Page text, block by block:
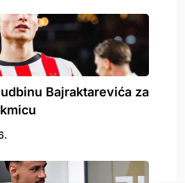
Bajraktarevića za